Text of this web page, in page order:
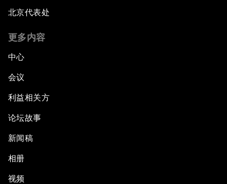
北京代表处
更多内容
中心
会议
利益相关方
论坛故事
新闻稿
相册
视频